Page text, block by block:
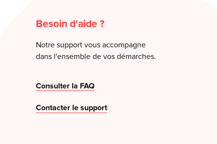
Besoin d'aide ?
Notre support vous accompagne
dans l'ensemble de vos démarches.
Consulter la FAQ
Contacter le support